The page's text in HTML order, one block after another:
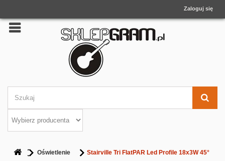
Zaloguj się
Oświetlenie
Stairville Tri FlatPAR Led Profile 18x3W 45°